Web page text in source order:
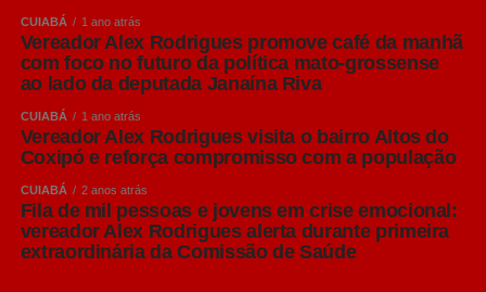
temperaturas mais baixas, em um processo conhecido
como baixa fermentação, que resulta em bebidas
normalmente mais leves, refrescantes e de sabor
equilibrado.
Já as cervejas Ale utilizam o processo de alta
fermentação, realizada em temperaturas mais elevadas.
Esse processo favorece a formação de aromas mais
intensos e perfis sensoriais mais complexos.
CUIABÁ 1 ano atrás
Vereador Alex Rodrigues promove café da manhã
com foco no futuro da política mato-grossense
ao lado da deputada Janaína Riva
CUIABÁ 1 ano atrás
Vereador Alex Rodrigues visita o bairro Altos do
Coxipó e reforça compromisso com a população
CUIABÁ 2 anos atrás
Fila de mil pessoas e jovens em crise emocional:
vereador Alex Rodrigues alerta durante primeira
extraordinária da Comissão de Saúde